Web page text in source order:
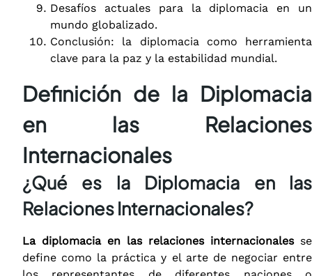
Desafíos actuales para la diplomacia en un
mundo globalizado.
Conclusión: la diplomacia como herramienta
clave para la paz y la estabilidad mundial.
Definición de la Diplomacia
en las Relaciones
Internacionales
¿Qué es la Diplomacia en las
Relaciones Internacionales?
La diplomacia en las relaciones internacionalesse
define como la práctica y el arte de negociar entre